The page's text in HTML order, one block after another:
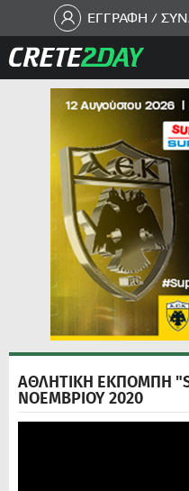
ΕΓΓΡΑΦΗ /
ΑΘΛΗΤΙΚΗ ΕΚΠΟΜΠΗ
ΝΟΕΜΒΡΙΟΥ 2020